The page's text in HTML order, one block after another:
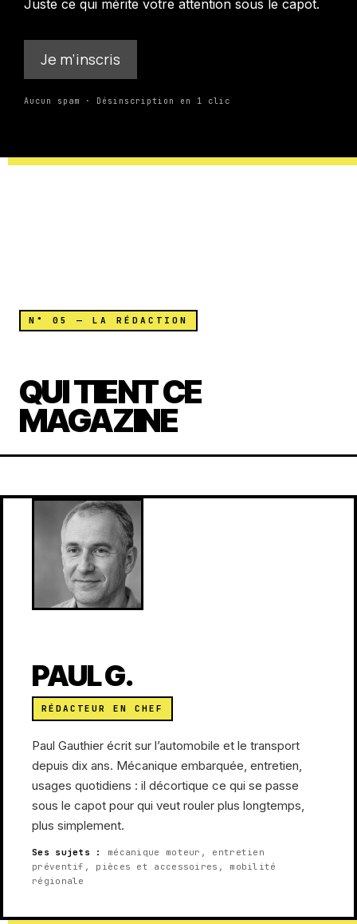
Juste ce qui mérite votre attention sous le capot.
Je m’inscris
Aucun spam · Désinscription en 1 clic
N° 05 — LA RÉDACTION
QUI TIENT CE
MAGAZINE
PAUL G.
RÉDACTEUR EN CHEF
Paul Gauthier écrit sur l’automobile et le transport
depuis dix ans. Mécanique embarquée, entretien,
usages quotidiens : il décortique ce qui se passe
sous le capot pour qui veut rouler plus longtemps,
plus simplement.
Ses sujets :
mécanique moteur, entretien
préventif, pièces et accessoires, mobilité
régionale